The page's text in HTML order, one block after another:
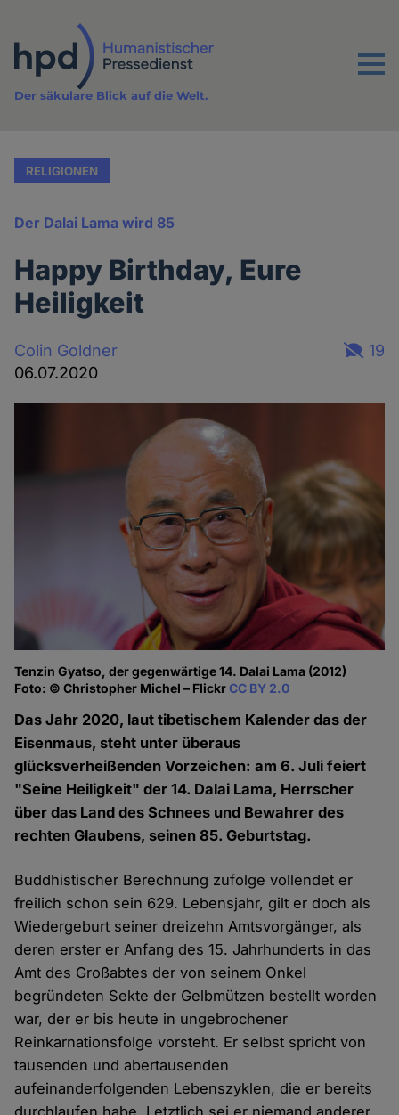
Inhalt
Menu
Der säkulare Blick auf die Welt.
RELIGIONEN
Der Dalai Lama wird 85
Happy Birthday, Eure
Heiligkeit
Colin Goldner
06.07.2020
19
Tenzin Gyatso, der gegenwärtige 14. Dalai Lama (2012)
Foto: © Christopher Michel – FlickrCC BY 2.0
Das Jahr 2020, laut tibetischem Kalender das der
Eisenmaus, steht unter überaus
glücksverheißenden Vorzeichen: am 6. Juli feiert
"Seine Heiligkeit" der 14. Dalai Lama, Herrscher
über das Land des Schnees und Bewahrer des
rechten Glaubens, seinen 85. Geburtstag.
Buddhistischer Berechnung zufolge vollendet er
freilich schon sein 629. Lebensjahr, gilt er doch als
Wiedergeburt seiner dreizehn Amtsvorgänger, als
deren erster er Anfang des 15. Jahrhunderts in das
Amt des Großabtes der von seinem Onkel
begründeten Sekte der Gelbmützen bestellt worden
war, der er bis heute in ungebrochener
Reinkarnationsfolge vorsteht. Er selbst spricht von
tausenden und abertausenden
aufeinanderfolgenden Lebenszyklen, die er bereits